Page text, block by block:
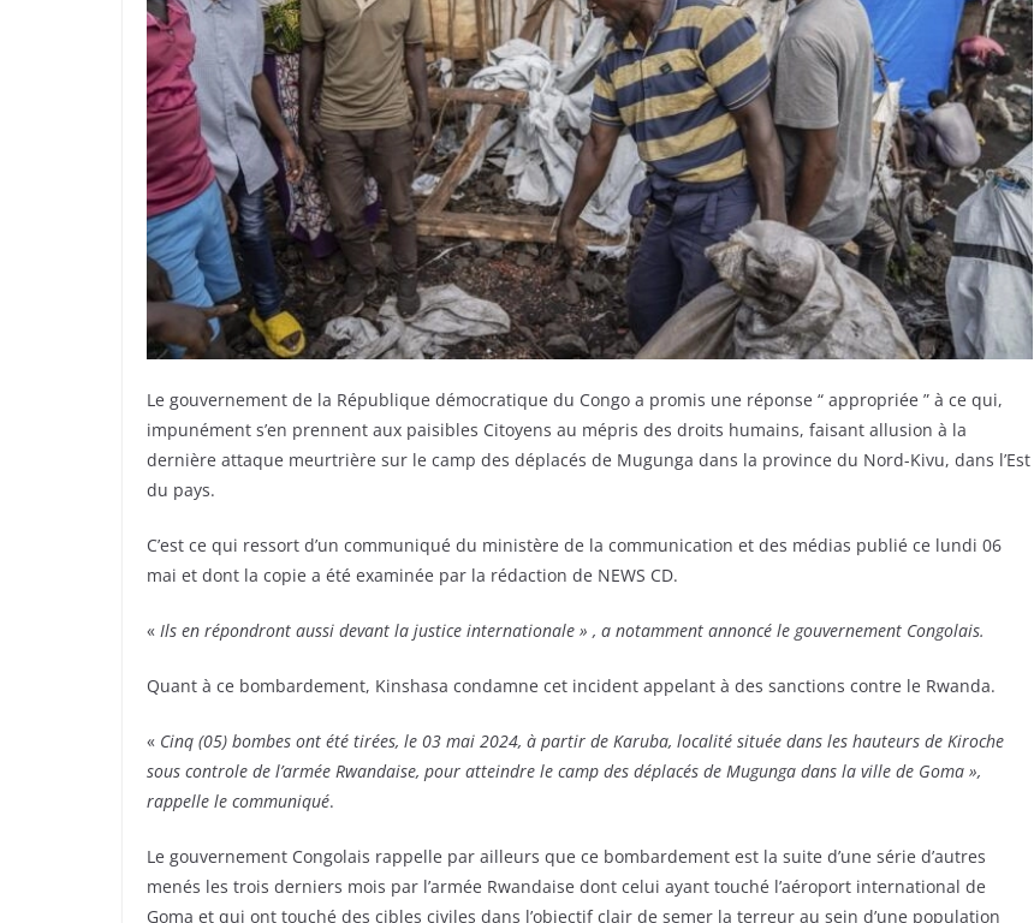
Le gouvernement de la République démocratique du Congo a promis une réponse “ appropriée ” à ce qui,
impunément s’en prennent aux paisibles Citoyens au mépris des droits humains, faisant allusion à la
dernière attaque meurtrière sur le camp des déplacés de Mugunga dans la province du Nord-Kivu, dans l’Est
du pays.
C’est ce qui ressort d’un communiqué du ministère de la communication et des médias publié ce lundi 06
mai et dont la copie a été examinée par la rédaction de NEWS CD.
« Ils en répondront aussi devant la justice internationale » , a notamment annoncé le gouvernement Congolais.
Quant à ce bombardement, Kinshasa condamne cet incident appelant à des sanctions contre le Rwanda.
« Cinq (05) bombes ont été tirées, le 03 mai 2024, à partir de Karuba, localité située dans les hauteurs de Kiroche
sous controle de l’armée Rwandaise, pour atteindre le camp des déplacés de Mugunga dans la ville de Goma »,
rappelle le communiqué.
Le gouvernement Congolais rappelle par ailleurs que ce bombardement est la suite d’une série d’autres
menés les trois derniers mois par l’armée Rwandaise dont celui ayant touché l’aéroport international de
Goma et qui ont touché des cibles civiles dans l’objectif clair de semer la terreur au sein d’une population